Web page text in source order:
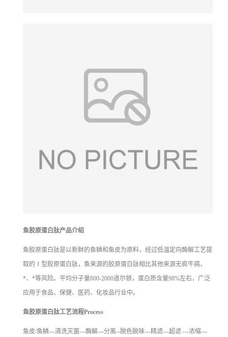
鱼胶原蛋白肽产品介绍
鱼胶原蛋白肽是以新鲜的鱼鳞和鱼皮为原料，经过低温定向酶解工艺提
取的Ⅰ型胶原蛋白肽，鱼来源的胶原蛋白肽相比其他来源无疯牛病、
*、*等风险。平均分子量800-2000道尔顿，蛋白质含量98%左右，广泛
应用于食品、保健、医药、化妆品行业中。
鱼胶原蛋白肽工艺流程Process
鱼皮/鱼鳞---清洗灭菌---酶解---分离--脱色脱味---精滤---超滤 ---浓缩---